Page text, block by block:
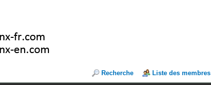
Recherche Liste des membres